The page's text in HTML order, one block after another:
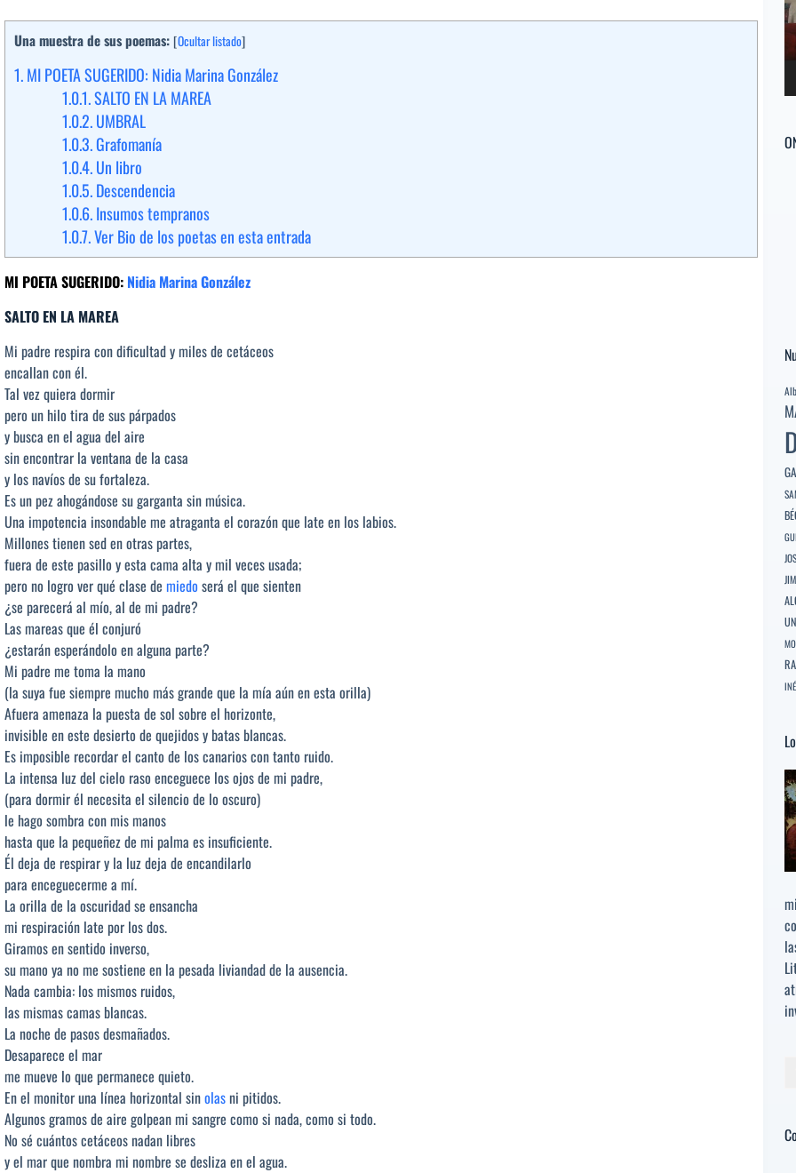
Una muestra de sus poemas: [Ocultar listado]
1.MI POETA SUGERIDO: Nidia Marina González
1.0.1.SALTO EN LA MAREA
1.0.2.UMBRAL
1.0.3.Grafomanía
1.0.4.Un libro
1.0.5.Descendencia
1.0.6.Insumos tempranos
1.0.7.Ver Bio de los poetas en esta entrada
MI POETA SUGERIDO: Nidia Marina González
SALTO EN LA MAREA
Mi padre respira con dificultad y miles de cetáceos
encallan con él.
Tal vez quiera dormir
pero un hilo tira de sus párpados
y busca en el agua del aire
sin encontrar la ventana de la casa
y los navíos de su fortaleza.
Es un pez ahogándose su garganta sin música.
Una impotencia insondable me atraganta el corazón que late en los labios.
Millones tienen sed en otras partes,
fuera de este pasillo y esta cama alta y mil veces usada;
pero no logro ver qué clase de miedo será el que sienten
¿se parecerá al mío, al de mi padre?
Las mareas que él conjuró
¿estarán esperándolo en alguna parte?
Mi padre me toma la mano
(la suya fue siempre mucho más grande que la mía aún en esta orilla)
Afuera amenaza la puesta de sol sobre el horizonte,
invisible en este desierto de quejidos y batas blancas.
Es imposible recordar el canto de los canarios con tanto ruido.
La intensa luz del cielo raso enceguece los ojos de mi padre,
(para dormir él necesita el silencio de lo oscuro)
le hago sombra con mis manos
hasta que la pequeñez de mi palma es insuficiente.
Él deja de respirar y la luz deja de encandilarlo
para enceguecerme a mí.
La orilla de la oscuridad se ensancha
mi respiración late por los dos.
Giramos en sentido inverso,
su mano ya no me sostiene en la pesada liviandad de la ausencia.
Nada cambia: los mismos ruidos,
las mismas camas blancas.
La noche de pasos desmañados.
Desaparece el mar
me mueve lo que permanece quieto.
En el monitor una línea horizontal sinolasni pitidos.
Algunos gramos de aire golpean mi sangre como si nada, como si todo.
No sé cuántos cetáceos nadan libres
y el mar que nombra mi nombre se desliza en el agua.